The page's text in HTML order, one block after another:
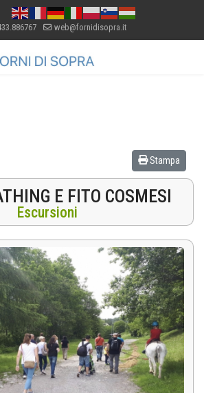
web@fornidisopra.it
Stampa
E FITO COSMESI
Escursioni